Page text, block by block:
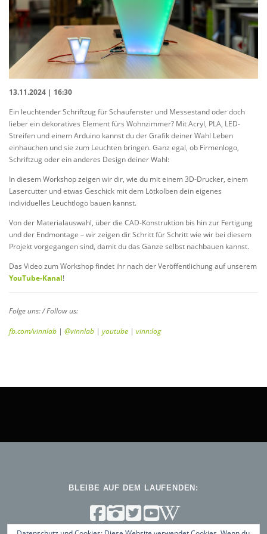
13.11.2024 | 16:30
Ein leuchtender Schriftzug für Schaufenster und Messestand oder doch
lieber ein dekoratives Element fürs Wohnzimmer? Mit Acryl, PLA, LED-
Streifen und einem Arduino kannst du der Grafik deiner Wahl Leben
einhauchen und sie zum Leuchten bringen. Ganz egal, ob Firmenlogo,
Schriftzug oder ein anderes Design deiner Wahl:
In diesem Workshop zeigen wir dir, wie du mit einem 3D-Drucker, einem
Lasercutter und etwas Geschick mit dem Lötkolben dein eigenes
individuelles Leuchtlogo bauen kannst.
Von der Materialauswahl, über die CAD-Konstruktion bis hin zur Fertigung
und der Endmontage – wir zeigen dir Schritt für Schritt wie wir bei diesem
Projekt vorgegangen sind, damit du das Ganze selbst nachbauen kannst.
Das Video zum Workshop findet ihr nach der Veröffentlichung auf unserem
YouTube-Kanal!
Folge uns: / Follow us:
fb.com/vinnlab | @vinnlab | youtube | vinn:log
BLEIBE AUF DEM LAUFENDEN: